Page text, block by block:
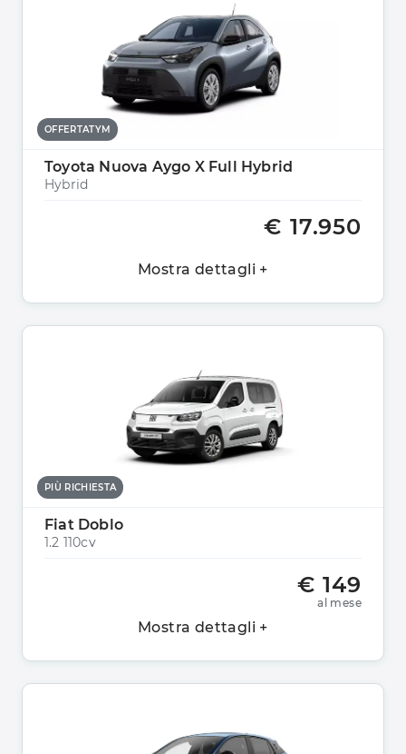
OFFERTATYM
Toyota Nuova Aygo X Full Hybrid
Hybrid
€ 17.950
Mostra dettagli +
PIÙ RICHIESTA
Fiat Doblo
1.2 110cv
€ 149
al mese
Mostra dettagli +